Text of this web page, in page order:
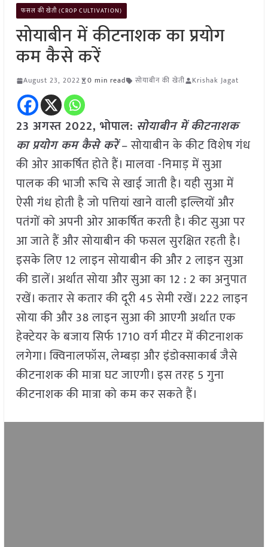
फसल की खेती (CROP CULTIVATION)
सोयाबीन में कीटनाशक का प्रयोग
कम कैसे करें
August 23, 2022 0 min read सोयाबीन की खेती Krishak Jagat
23 अगस्त 2022, भोपाल: सोयाबीन में कीटनाशक
का प्रयोग कम कैसे करें– सोयाबीन के कीट विशेष गंध
की ओर आकर्षित होते हैं। मालवा -निमाड़ में सुआ
पालक की भाजी रूचि से खाई जाती है। यही सुआ में
ऐसी गंध होती है जो पत्तियां खाने वाली इल्लियों और
पतंगों को अपनी ओर आकर्षित करती है। कीट सुआ पर
आ जाते हैं और सोयाबीन की फसल सुरक्षित रहती है।
इसके लिए 12 लाइन सोयाबीन की और 2 लाइन सुआ
की डालें। अर्थात सोया और सुआ का 12 : 2 का अनुपात
रखें। कतार से कतार की दूरी 45 सेमी रखें। 222 लाइन
सोया की और 38 लाइन सुआ की आएगी अर्थात एक
हेक्टेयर के बजाय सिर्फ 1710 वर्ग मीटर में कीटनाशक
लगेगा। क्विनालफॉस, लेम्बड़ा और इंडोक्साकार्ब जैसे
कीटनाशक की मात्रा घट जाएगी। इस तरह 5 गुना
कीटनाशक की मात्रा को कम कर सकते हैं।